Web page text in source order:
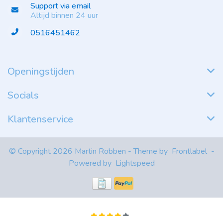
Support via email
Altijd binnen 24 uur
0516451462
Openingstijden
Socials
Klantenservice
© Copyright 2026 Martin Robben - Theme by Frontlabel -
Powered by Lightspeed